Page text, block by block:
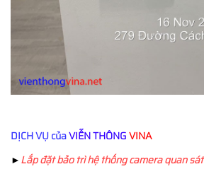
DỊCH VỤcủaVIỄN THÔNGVINA
►Lắp đặt bảo trì hệ thống camera quan sát